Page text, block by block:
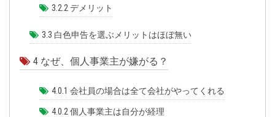
3.2.2 デメリット
3.3 白色申告を選ぶメリットはほぼ無い
4 なぜ、個人事業主が嫌がる？
4.0.1 会社員の場合は全て会社がやってくれる
4.0.2 個人事業主は自分が経理